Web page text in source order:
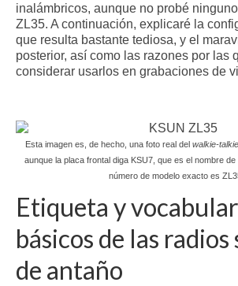
inalámbricos, aunque no probé
ZL35. A continuación, explicaré la
que resulta bastante tediosa, y el
posterior, así como las razones por las
considerar usarlos en grabaciones de
Esta imagen es, de hecho, una foto real del walkie-talkie
aunque la placa frontal diga KSU7, que es el nombre
número de modelo exacto es
Etiqueta y
básicos de las
de antaño